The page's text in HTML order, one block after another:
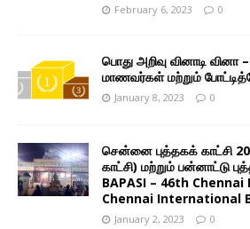
February 6, 2023 0
பொது அறிவு வினாடி வினா
மாணவர்கள் மற்றும்
January 8, 2023 0
சென்னை புத்தகக் காட்சி
காட்சி) மற்றும் பன்னாட்டு
BAPASI – 46th
Chennai International
January 2, 2023 0